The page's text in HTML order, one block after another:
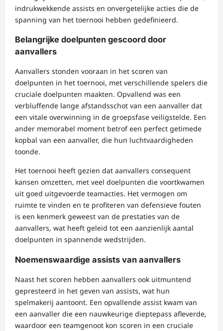
indrukwekkende assists en onvergetelijke acties die de
spanning van het toernooi hebben gedefinieerd.
Belangrijke doelpunten gescoord door
aanvallers
Aanvallers stonden vooraan in het scoren van
doelpunten in het toernooi, met verschillende spelers die
cruciale doelpunten maakten. Opvallend was een
verbluffende lange afstandsschot van een aanvaller dat
een vitale overwinning in de groepsfase veiligstelde. Een
ander memorabel moment betrof een perfect getimede
kopbal van een aanvaller, die hun luchtvaardigheden
toonde.
Het toernooi heeft gezien dat aanvallers consequent
kansen omzetten, met veel doelpunten die voortkwamen
uit goed uitgevoerde teamacties. Het vermogen om
ruimte te vinden en te profiteren van defensieve fouten
is een kenmerk geweest van de prestaties van de
aanvallers, wat heeft geleid tot een aanzienlijk aantal
doelpunten in spannende wedstrijden.
Noemenswaardige assists van aanvallers
Naast het scoren hebben aanvallers ook uitmuntend
gepresteerd in het geven van assists, wat hun
spelmakerij aantoont. Een opvallende assist kwam van
een aanvaller die een nauwkeurige dieptepass afleverde,
waardoor een teamgenoot kon scoren in een cruciale